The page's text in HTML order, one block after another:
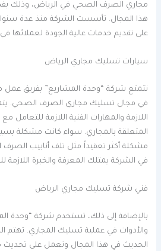
مجاري الصرف الصحي في الرياض، وذلك
هذا المجال. تأسست الشركة منذ عدة
على تقديم خدمات عالية الجودة لعملائها
سيارات تسليك مجاري الرياض
تتمتع شركة “وحدة المشاريع” بفريق عمل
في مجال تسليك مجاري الصرف الصحي.
اللازمة والمهارات الفنية اللازمة للتعامل
المتعلقة بالمجاري. سواء كانت مشكلة
مشكلة أكثر تعقيداً مثل تلف أنابيب
في الشركة يمتلك المعرفة والخبرة اللازمة
فني شركة تسليك مجاري الرياض
بالإضافة إلى ذلك، تستخدم شركة “وحدة
والأدوات في عملية تسليك المجاري. تهتم
الحديث في هذا المجال وتعمل على